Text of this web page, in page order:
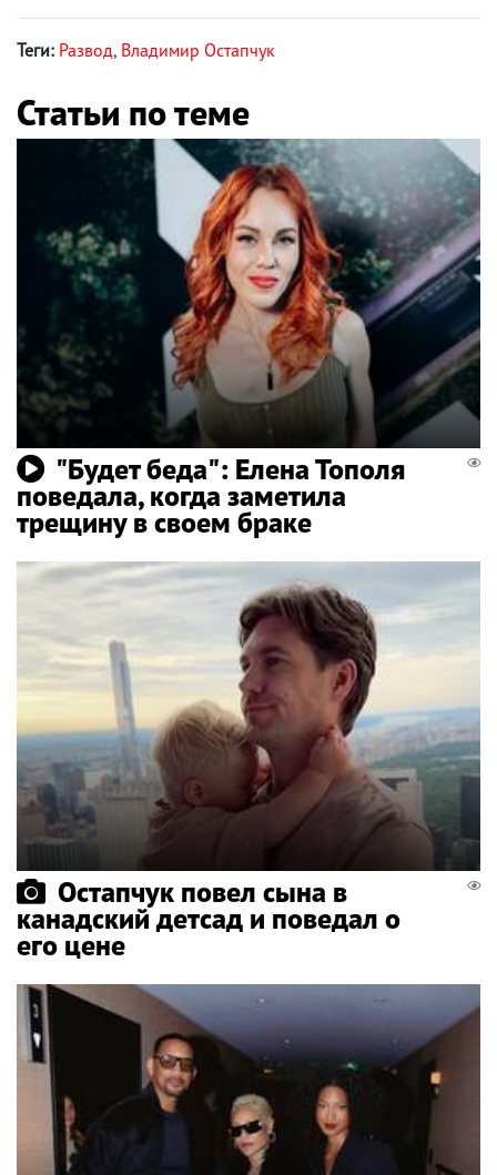
Теги: Развод, Владимир Остапчук
Статьи по теме
"Будет беда": Елена Тополя
поведала, когда заметила
трещину в своем браке
Остапчук повел сына в
канадский детсад и поведал о
его цене